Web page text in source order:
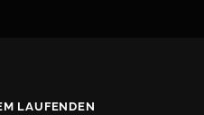
LAUFENDEN